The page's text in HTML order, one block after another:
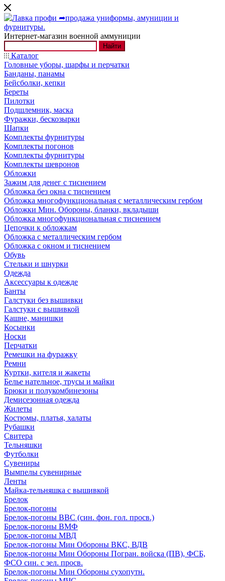
Интернет-магазин военной аммуниции
Найти
Каталог
Головные уборы, шарфы и перчатки
Банданы, панамы
Бейсболки, кепки
Береты
Пилотки
Подшлемник, маска
Фуражки, бескозырки
Шапки
Комплекты фурнитуры
Комплекты погонов
Комплекты фурнитуры
Комплекты шевронов
Обложки
Зажим для денег с тиснением
Обложка без окна с тиснением
Обложка многофункциональная с металлическим гербом
Обложки Мин. Обороны, бланки, вкладыши
Обложка многофункциональная с тиснением
Цепочки к обложкам
Обложка с металлическим гербом
Обложка с окном и тиснением
Обувь
Стельки и шнурки
Одежда
Аксессуары к одежде
Банты
Галстуки без вышивки
Галстуки с вышивкой
Кашне, манишки
Косынки
Носки
Перчатки
Ремешки на фуражку
Ремни
Куртки, кителя и жакеты
Белье нательное, трусы и майки
Брюки и полукомбинезоны
Демисезонная одежда
Жилеты
Костюмы, платья, халаты
Рубашки
Свитера
Тельняшки
Футболки
Сувениры
Вымпелы сувенирные
Ленты
Майка-тельняшка с вышивкой
Брелок
Брелок-погоны
Брелок-погоны ВВС (син. фон. гол. просв.)
Брелок-погоны ВМФ
Брелок-погоны МВД
Брелок-погоны Мин Обороны ВКС, ВДВ
Брелок-погоны Мин Обороны Погран. войска (ПВ), ФСБ,
ФСО син. с зел. просв.
Брелок-погоны Мин Обороны сухопутн.